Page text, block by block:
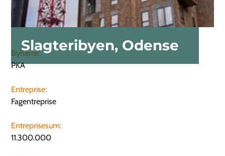
Slagteribyen, Odense
Byherre:
PKA
Entreprise:
Fagentreprise
Entreprisesum:
11.300.000